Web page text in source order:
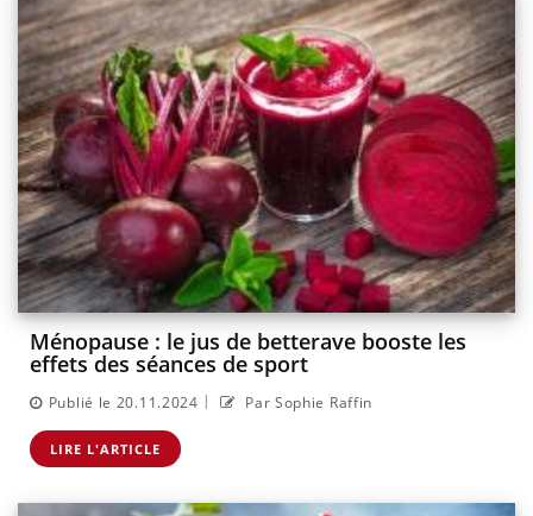
Ménopause : le jus de betterave booste les
effets des séances de sport
Publié le 20.11.2024 | Par Sophie Raffin
LIRE L'ARTICLE